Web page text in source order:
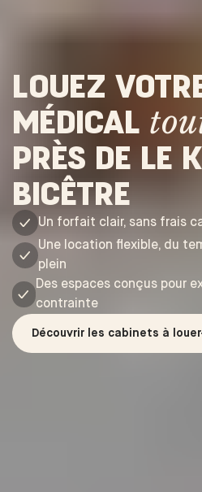
LOUEZ
MÉDICAL
PRÈS DE LE
BICÊTRE
Un forfait clair, sans frais
Une location flexible, du
plein
Des espaces conçus pour
contrainte
Découvrir les cabinets à louer